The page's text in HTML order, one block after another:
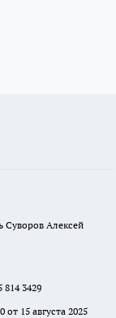
Суворов Алексей
814 3429
15 августа 2025